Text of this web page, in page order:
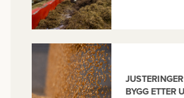
BYGG ETTER